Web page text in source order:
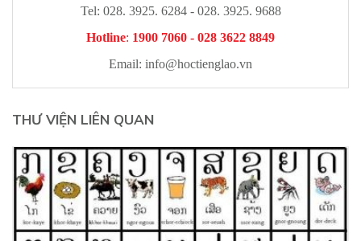
Tel: 028. 3925. 6284 - 028. 3925. 9688
Hotline: 1900 7060 - 028 3622 8849
Email: info@hoctienglao.vn
THƯ VIỆN LIÊN QUAN